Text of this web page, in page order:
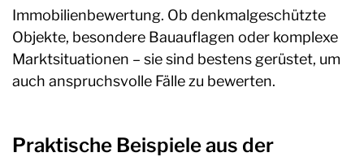
Immobilienbewertung. Ob denkmalgeschützte
Objekte, besondere Bauauflagen oder komplexe
Marktsituationen – sie sind bestens gerüstet, um
auch anspruchsvolle Fälle zu bewerten.
Praktische Beispiele aus der